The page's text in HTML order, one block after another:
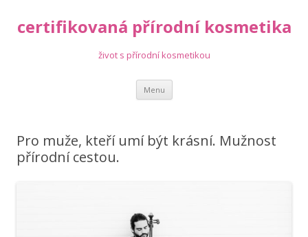
certifikovaná přírodní kosmetika
život s přírodní kosmetikou
Menu Přejít
obsahu
Pro muže, kteří umí být krásní. Mužnost
přírodní cestou.